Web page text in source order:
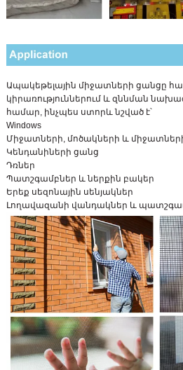
Ապակեթելային միջատների ցանցը
կիրառություններում և զննման
համար, ինչպես ստորև նշված է՝
Windows
Միջատների, մոծակների և միջատների
Կենդանիների ցանց
Դռներ
Պատշգամբներ և ներքին բակեր
Երեք սեզոնային սենյակներ
Լողավազանի վանդակներ և